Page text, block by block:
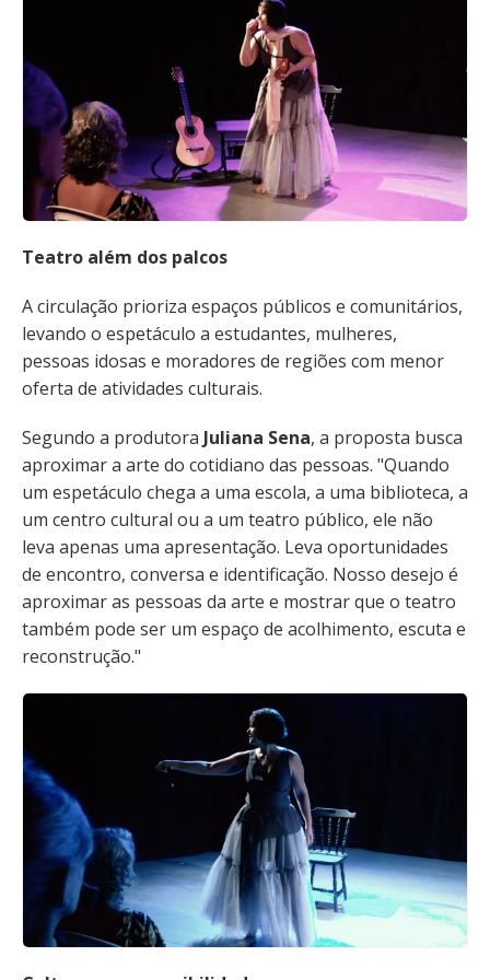
Teatro além dos palcos
A circulação prioriza espaços públicos e comunitários,
levando o espetáculo a estudantes, mulheres,
pessoas idosas e moradores de regiões com menor
oferta de atividades culturais.
Segundo a produtora Juliana Sena, a proposta busca
aproximar a arte do cotidiano das pessoas. "Quando
um espetáculo chega a uma escola, a uma biblioteca, a
um centro cultural ou a um teatro público, ele não
leva apenas uma apresentação. Leva oportunidades
de encontro, conversa e identificação. Nosso desejo é
aproximar as pessoas da arte e mostrar que o teatro
também pode ser um espaço de acolhimento, escuta e
reconstrução."